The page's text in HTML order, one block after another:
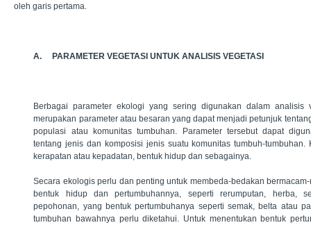
oleh garis pertama.
A. PARAMETER VEGETASI UNTUK ANALISIS VEGETASI
Berbagai parameter ekologi yang sering digunakan dalam analisis
merupakan parameter atau besaran yang dapat menjadi petunjuk
populasi atau komunitas tumbuhan. Parameter tersebut dapat
tentang jenis dan komposisi jenis suatu komunitas tumbuh-tumbuhan.
kerapatan atau kepadatan, bentuk hidup dan sebagainya.
Secara ekologis perlu dan penting untuk membeda-bedakan
bentuk hidup dan pertumbuhannya, seperti rerumputan, herba,
pepohonan, yang bentuk pertumbuhanya seperti semak, belta atau
tumbuhan bawahnya perlu diketahui. Untuk menentukan bentuk